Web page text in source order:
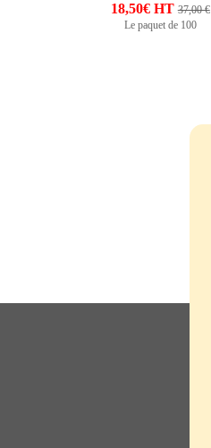
18,50€ HT37,00 €
Le paquet de 100